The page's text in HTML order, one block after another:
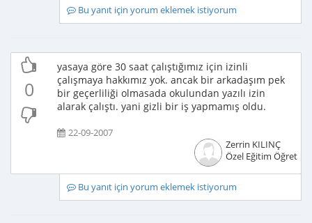
Bu yanıt için yorum eklemek istiyorum
0
yasaya göre 30 saat çalıştığımız için izinli
çalışmaya hakkımız yok. ancak bir arkadaşım pek
bir geçerliliği olmasada okulundan yazılı izin
alarak çalıştı. yani gizli bir iş yapmamış oldu.
22-09-2007
Zerrin KILINÇ
Özel Eğitim
Bu yanıt için yorum eklemek istiyorum